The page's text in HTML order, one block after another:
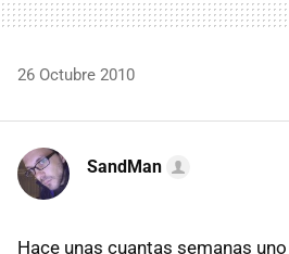
26 Octubre 2010
SandMan
Hace unas cuantas semanas